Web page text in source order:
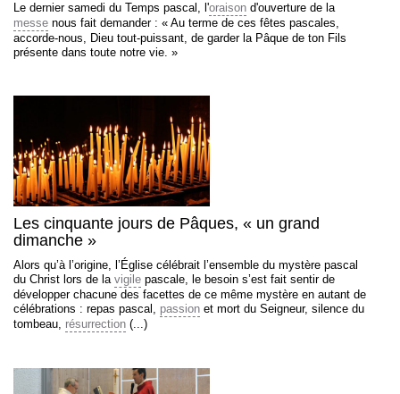
Le dernier samedi du Temps pascal, l'oraison d'ouverture de la
messe nous fait demander : « Au terme de ces fêtes pascales,
accorde-nous, Dieu tout-puissant, de garder la Pâque de ton Fils
présente dans toute notre vie. »
Les cinquante jours de Pâques, « un grand
dimanche »
Alors qu’à l’origine, l’Église célébrait l’ensemble du mystère pascal
du Christ lors de la vigile pascale, le besoin s’est fait sentir de
développer chacune des facettes de ce même mystère en autant de
célébrations : repas pascal, passion et mort du Seigneur, silence du
tombeau, résurrection (...)